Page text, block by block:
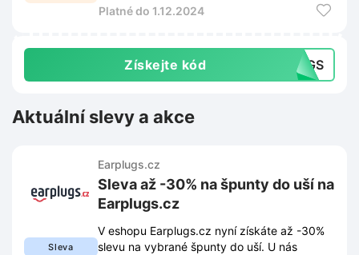
Platné do 1.12.2024
Získejte kód LUGS
Aktuální slevy a akce
Sleva
Earplugs.cz
Sleva až -30% na špunty do uší na
Earplugs.cz
V eshopu Earplugs.cz nyní získáte až -30%
slevu na vybrané špunty do uší. U nás